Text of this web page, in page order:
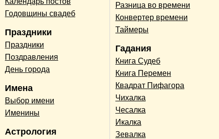
Годовщины свадеб
Праздники
Праздники
Поздравления
День города
Имена
Выбор имени
Именины
Астрология
Разница во времени
Конвертер времени
Таймеры
Гадания
Книга Судеб
Книга Перемен
Квадрат Пифагора
Чихалка
Чесалка
Икалка
Зевалка